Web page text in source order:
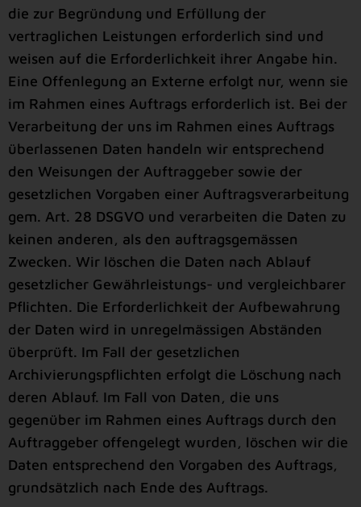
die zur Begründung und Erfüllung der
vertraglichen Leistungen erforderlich sind und
weisen auf die Erforderlichkeit ihrer Angabe hin.
Eine Offenlegung an Externe erfolgt nur, wenn sie
im Rahmen eines Auftrags erforderlich ist. Bei der
Verarbeitung der uns im Rahmen eines Auftrags
überlassenen Daten handeln wir entsprechend
den Weisungen der Auftraggeber sowie der
gesetzlichen Vorgaben einer Auftragsverarbeitung
gem. Art. 28 DSGVO und verarbeiten die Daten zu
keinen anderen, als den auftragsgemässen
Zwecken. Wir löschen die Daten nach Ablauf
gesetzlicher Gewährleistungs- und vergleichbarer
Pflichten. Die Erforderlichkeit der Aufbewahrung
der Daten wird in unregelmässigen Abständen
überprüft. Im Fall der gesetzlichen
Archivierungspflichten erfolgt die Löschung nach
deren Ablauf. Im Fall von Daten, die uns
gegenüber im Rahmen eines Auftrags durch den
Auftraggeber offengelegt wurden, löschen wir die
Daten entsprechend den Vorgaben des Auftrags,
grundsätzlich nach Ende des Auftrags.